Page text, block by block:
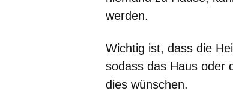
werden.
Wichtig ist, dass die
sodass das Haus oder
dies wünschen.